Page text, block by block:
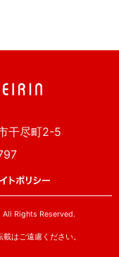
干尽町2-5
All Rights Reserved.
はご遠慮ください。